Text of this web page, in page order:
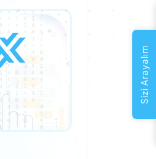
Sizi Arayalım